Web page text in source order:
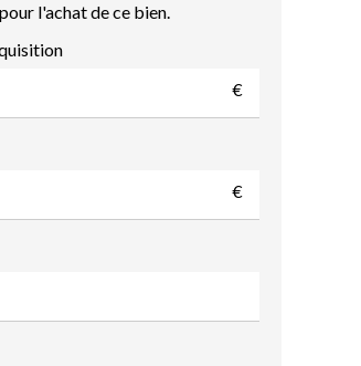
l'achat de ce bien.
€
€